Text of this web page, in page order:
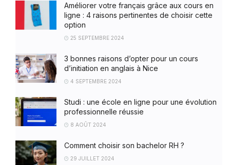
Améliorer votre français grâce aux cours en
ligne : 4 raisons pertinentes de choisir cette
option
25 SEPTEMBRE 2024
3 bonnes raisons d’opter pour un cours
d’initiation en anglais à Nice
4 SEPTEMBRE 2024
Studi : une école en ligne pour une évolution
professionnelle réussie
8 AOÛT 2024
Comment choisir son bachelor RH ?
29 JUILLET 2024